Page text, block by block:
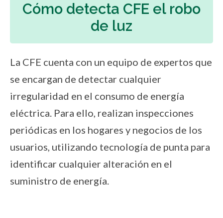
Cómo detecta CFE el robo
de luz
La CFE cuenta con un equipo de expertos que
se encargan de detectar cualquier
irregularidad en el consumo de energía
eléctrica. Para ello, realizan inspecciones
periódicas en los hogares y negocios de los
usuarios, utilizando tecnología de punta para
identificar cualquier alteración en el
suministro de energía.